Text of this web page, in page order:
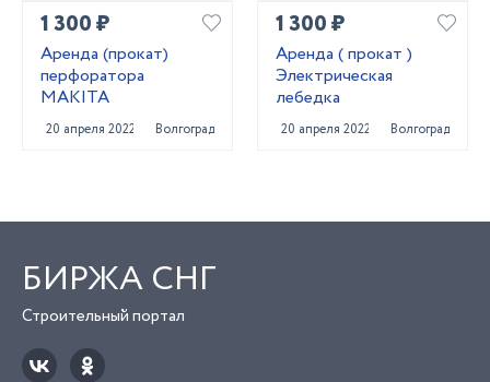
1 300 ₽
Аренда (прокат)
перфоратора
MAKITA
20 апреля 2022 Волгоград
1 300 ₽
Аренда ( прокат )
Электрическая
лебедка
20 апреля 2022 Волгоград
БИРЖА СНГ
Строительный портал